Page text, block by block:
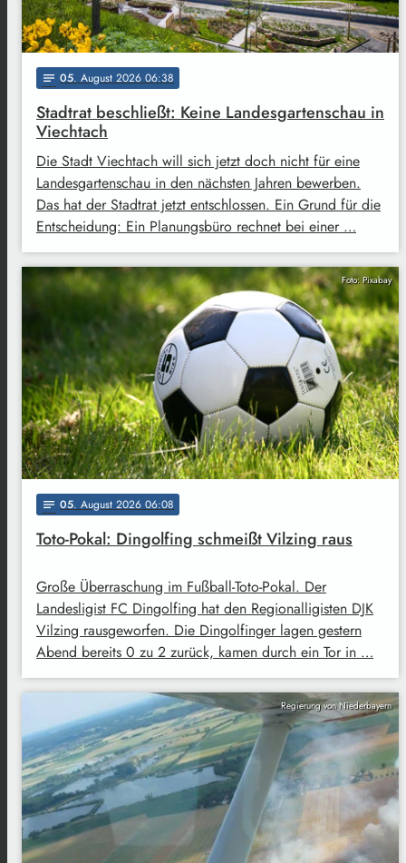
notes 05. August 2026 06:38
Stadtrat beschließt: Keine Landesgartenschau in
Viechtach
Die Stadt Viechtach will sich jetzt doch nicht für eine
Landesgartenschau in den nächsten Jahren bewerben.
Das hat der Stadtrat jetzt entschlossen. Ein Grund für die
Entscheidung: Ein Planungsbüro rechnet bei einer …
Foto: Pixabay
notes 05. August 2026 06:08
Toto-Pokal: Dingolfing schmeißt Vilzing raus
Große Überraschung im Fußball-Toto-Pokal. Der
Landesligist FC Dingolfing hat den Regionalligisten DJK
Vilzing rausgeworfen. Die Dingolfinger lagen gestern
Abend bereits 0 zu 2 zurück, kamen durch ein Tor in …
Regierung von Niederbayern